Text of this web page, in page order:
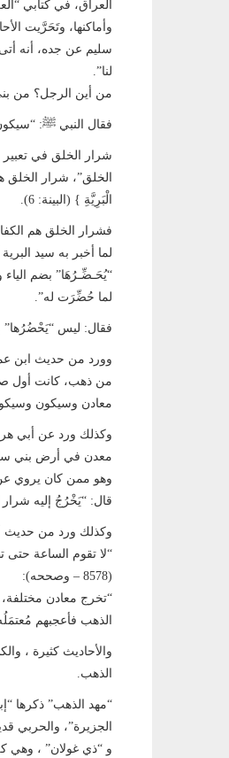
سليم عن جده، أنه
لنا”.
من أين الرجل؟ من
فقال النبي ﷺ:
شرار الخلق في
الخلق”، شرار الخلق
الْبَرِيَّةِ } (البينة: 6).
فشرار الخلق هم
“يُحَـضِّـرُهَا” بضم
لما حُضِّرَت له”.
فقال: ليس “يَحْضُرُها”
من ذهب، كانت أول
معادن وسيكون
وكذلك ورد عن أبي
معدن في أرض بني
وهو ممن كان يروي عن
قال: “يَخْرُجُ إليه
وكذلك ورد من حديث
“لا تقوم الساعة حتى
(8578 – وصححه):
“تخرج معادن
الذهب فأعجبهم
والأحاديث كثيرة ،
الذهب.
“مهد الذهب” ذكرها
و “ذي غولان” ، وهي